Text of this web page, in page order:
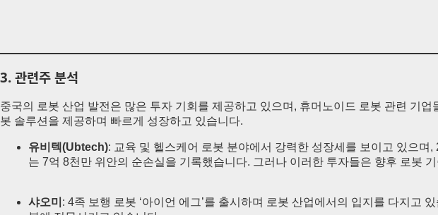
3. 관련주 분석
중국의 로봇 산업 발전은 많은 투자 기회를 제공하고 있으며, 휴머노이드 로봇 관련 기
봇 솔루션을 제공하며 빠르게 성장하고 있습니다.
유비텍(Ubtech): 교육 및 헬스케어 로봇 분야에서 강력한 성장세를 보이고 있으
는 7억 8천만 위안의 순손실을 기록했습니다. 그러나 이러한 투자들은 향후 로봇
샤오미 : 4족 보행 로봇 ‘아이언 에그’를 출시하며 로봇 산업에서의 입지를 다지고